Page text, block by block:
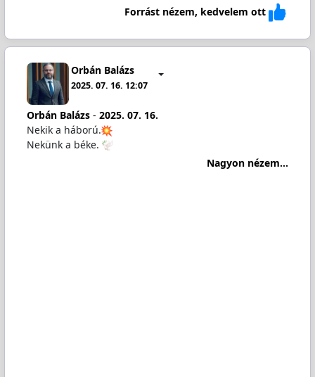
Forrást nézem, kedvelem ott
Orbán Balázs
2025. 07. 16. 12:07
Orbán Balázs- 2025. 07. 16.
Nekik a háború.
Nekünk a béke.
Nagyon nézem...